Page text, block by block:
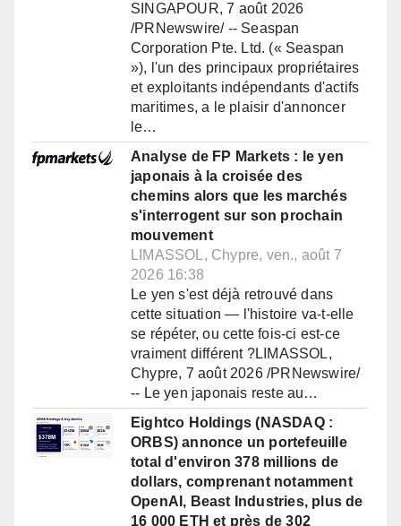
SINGAPOUR, 7 août 2026
/PRNewswire/ -- Seaspan
Corporation Pte. Ltd. (« Seaspan
»), l'un des principaux propriétaires
et exploitants indépendants d'actifs
maritimes, a le plaisir d'annoncer
le…
Analyse de FP Markets : le yen
japonais à la croisée des
chemins alors que les marchés
s'interrogent sur son prochain
mouvement
LIMASSOL, Chypre, ven., août 7
2026 16:38
Le yen s'est déjà retrouvé dans
cette situation — l'histoire va-t-elle
se répéter, ou cette fois-ci est-ce
vraiment différent ?LIMASSOL,
Chypre, 7 août 2026 /PRNewswire/
-- Le yen japonais reste au…
Eightco Holdings (NASDAQ :
ORBS) annonce un portefeuille
total d'environ 378 millions de
dollars, comprenant notamment
OpenAI, Beast Industries, plus de
16 000 ETH et près de 302